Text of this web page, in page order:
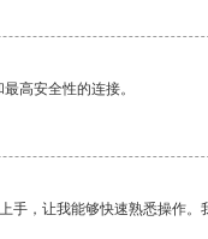
高安全性的连接。
，让我能够快速熟悉操作。